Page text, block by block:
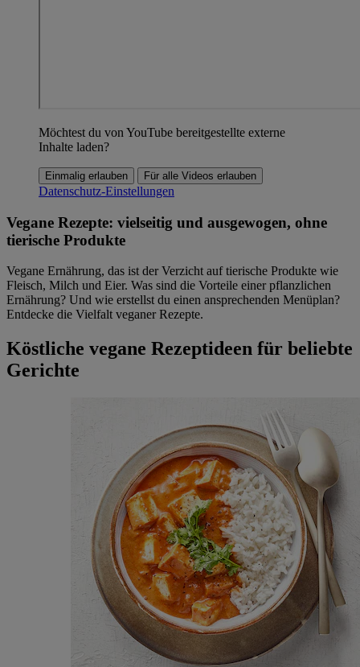
Möchtest du von YouTube bereitgestellte externe
Inhalte laden?
Einmalig erlauben Für alle Videos erlauben
Datenschutz-Einstellungen
Vegane Rezepte: vielseitig und ausgewogen, ohne
tierische Produkte
Vegane Ernährung, das ist der Verzicht auf tierische Produkte wie
Fleisch, Milch und Eier. Was sind die Vorteile einer pflanzlichen
Ernährung? Und wie erstellst du einen ansprechenden Menüplan?
Entdecke die Vielfalt veganer Rezepte.
Köstliche vegane Rezeptideen für beliebte
Gerichte